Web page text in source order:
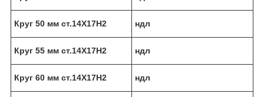
Круг 50 мм ст.14Х17Н2 ндл
Круг 55 мм ст.14Х17Н2 ндл
Круг 60 мм ст.14Х17Н2 ндл